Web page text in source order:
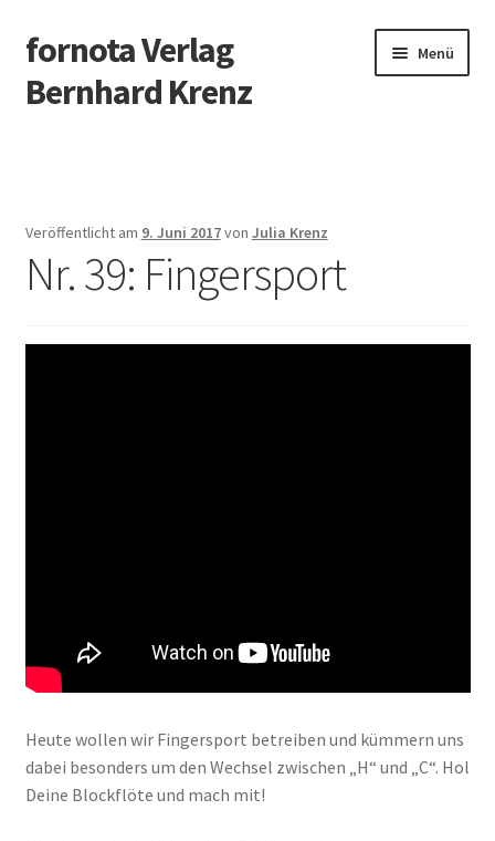
Zur
Navigation
springen
Zum
Inhalt
springen
fornota Verlag
Bernhard Krenz
Menü
Weihnachten
Veröffentlicht am 9. Juni 2017von Julia Krenz
Nr. 39: Fingersport
Heute wollen wir Fingersport betreiben und kümmern uns
dabei besonders um den Wechsel zwischen „H“ und „C“. Hol
Deine Blockflöte und mach mit!